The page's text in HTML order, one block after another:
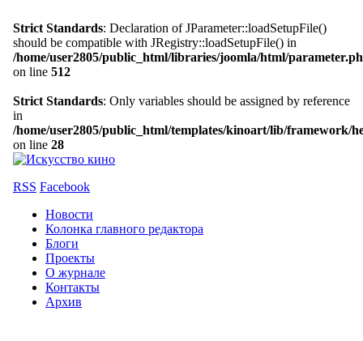
Strict Standards: Declaration of JParameter::loadSetupFile()
should be compatible with JRegistry::loadSetupFile() in
/home/user2805/public_html/libraries/joomla/html/
on line 512
Strict Standards: Only variables should be assigned by reference
in
/home/user2805/public_html/templates/kinoart/lib/framework/
on line 28
RSS Facebook
Новости
Колонка главного редактора
Блоги
Проекты
О журнале
Контакты
Архив